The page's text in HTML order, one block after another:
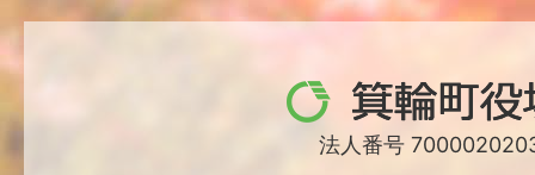
箕
輪法人番号